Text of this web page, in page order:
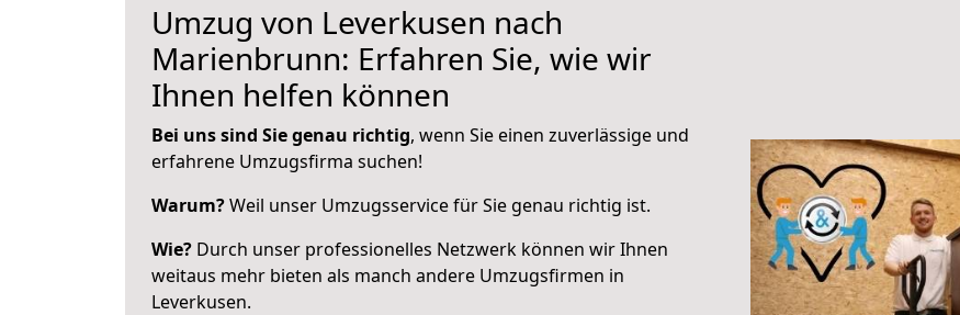
Umzug von Leverkusen nach
Marienbrunn: Erfahren Sie, wie wir
Ihnen helfen können
Bei uns sind Sie genau richtig, wenn Sie einen zuverlässige und
erfahrene Umzugsfirma suchen!
Warum?Weil unser Umzugsservice für Sie genau richtig ist.
Wie? Durch unser professionelles Netzwerk können wir Ihnen
weitaus mehr bieten als manch andere Umzugsfirmen in
Leverkusen.